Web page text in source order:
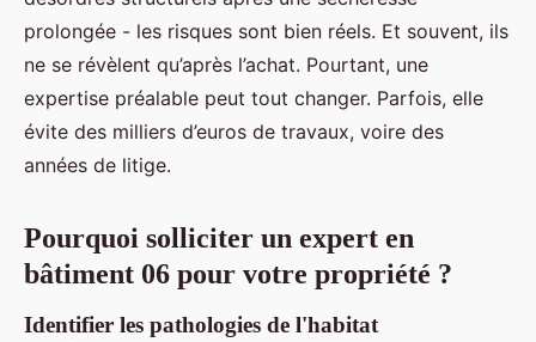
prolongée - les risques sont bien réels. Et souvent, ils
ne se révèlent qu’après l’achat. Pourtant, une
expertise préalable peut tout changer. Parfois, elle
évite des milliers d’euros de travaux, voire des
années de litige.
Pourquoi solliciter un expert en
bâtiment 06 pour votre propriété ?
Identifier les pathologies de l'habitat